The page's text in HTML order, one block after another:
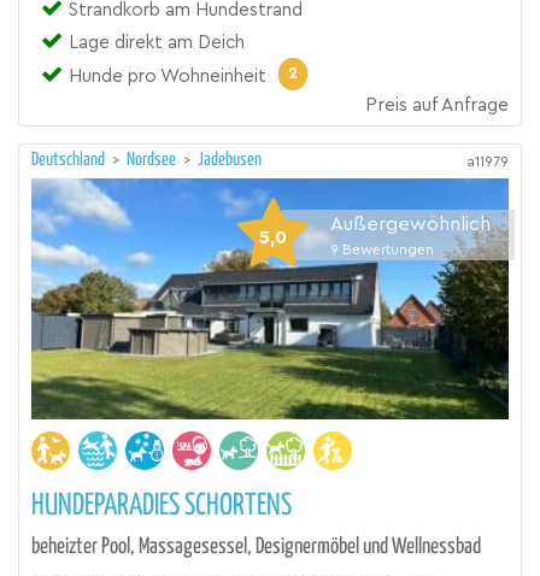
Strandkorb am Hundestrand
Lage direkt am Deich
Hunde pro Wohneinheit
2
Preis auf Anfrage
Deutschland > Nordsee > Jadebusen a11979
5,0
Außergewöhnlich
9 Bewertungen
HUNDEPARADIES SCHORTENS
beheizter Pool, Massagesessel, Designermöbel und Wellnessbad